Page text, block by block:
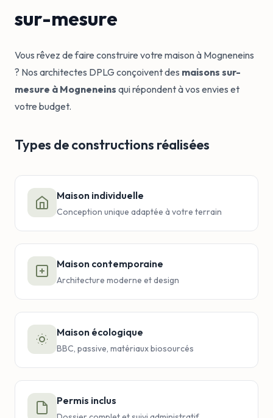
sur-mesure
Vous rêvez de faire construire votre maison à Mogneneins
? Nos architectes DPLG conçoivent des maisons sur-
mesure à Mogneneins qui répondent à vos envies et
votre budget.
Types de constructions réalisées
Maison individuelle
Conception unique adaptée à votre terrain
Maison contemporaine
Architecture moderne et design
Maison écologique
BBC, passive, matériaux biosourcés
Permis inclus